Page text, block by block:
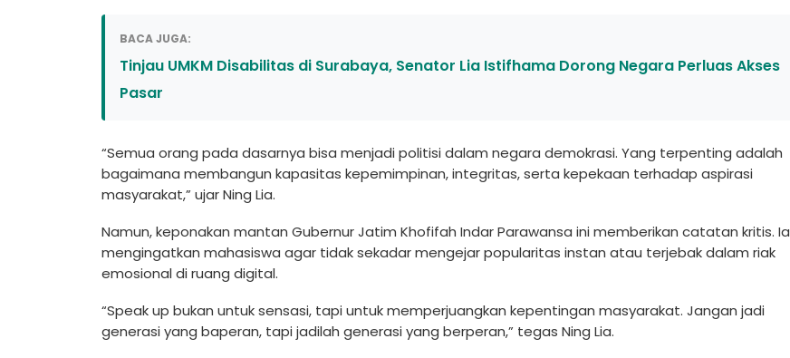
BACA JUGA:
Tinjau UMKM Disabilitas di Surabaya, Senator Lia Istifhama Dorong Negara Perluas Akses
Pasar
“Semua orang pada dasarnya bisa menjadi politisi dalam negara demokrasi. Yang terpenting adalah
bagaimana membangun kapasitas kepemimpinan, integritas, serta kepekaan terhadap aspirasi
masyarakat,” ujar Ning Lia.
Namun, keponakan mantan Gubernur Jatim Khofifah Indar Parawansa ini memberikan catatan kritis. Ia
mengingatkan mahasiswa agar tidak sekadar mengejar popularitas instan atau terjebak dalam riak
emosional di ruang digital.
“Speak up bukan untuk sensasi, tapi untuk memperjuangkan kepentingan masyarakat. Jangan jadi
generasi yang baperan, tapi jadilah generasi yang berperan,” tegas Ning Lia.